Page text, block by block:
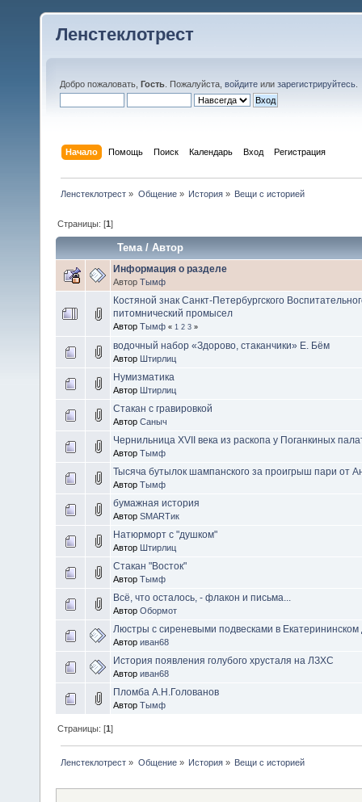
Ленстеклотрест
Добро пожаловать, Гость . Пожалуйста, войдите или зарегистрируйтесь
Начало Помощь Поиск Календарь Вход Регистрация
Ленстеклотрест » Общение» История» Вещи с историей
Страницы: [1]
Тема/Автор
Информация о разделе
Автор Тымф
Костяной знак Санкт-Петербургского
питомнический промысел
Автор Тымф « 1 2 3 »
водочный набор «Здорово, стаканчики» Е. Бём
Автор Штирлиц
Нумизматика
Автор Штирлиц
Стакан с гравировкой
Автор Саныч
Чернильница XVII века из раскопа у Поганкиных
Автор Тымф
Тысяча бутылок шампанского за проигрыш пари от
Автор Тымф
бумажная история
Автор SMARTик
Натюрморт с "душком"
Автор Штирлиц
Стакан "Восток"
Автор Тымф
Всё, что осталось, - флакон и письма...
Автор Обормот
Люстры с сиреневыми подвесками в
Автор иван68
История появления голубого хрусталя на ЛЗХС
Автор иван68
Пломба А.Н.Голованов
Автор Тымф
Страницы: [1]
Ленстеклотрест » Общение» История» Вещи с историей